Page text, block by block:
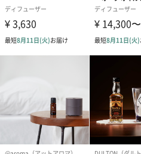
トロピカルな香りで、気分を
へ。
インドシナとその数々の伝統を彷
ブレンドは、香しいマンダリンと
ペアミント、そしてタイハーブ
フローラルなチャイニーズメイチ
パイシーなトップノート、かす
ートで爽快感と活力をもたらしま